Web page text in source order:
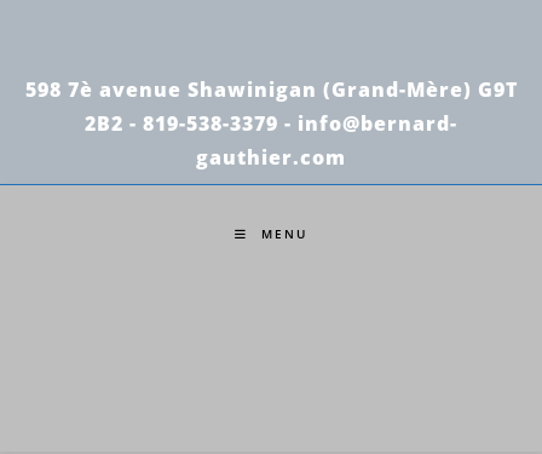
598 7è avenue Shawinigan (Grand-Mère) G9T
2B2 - 819-538-3379 - info@bernard-
gauthier.com
MENU